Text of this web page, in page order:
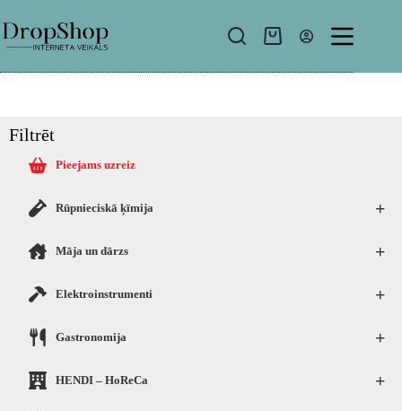
Filtrēt
Pieejams uzreiz
+
Rūpnieciskā ķīmija
+
Māja un dārzs
+
Elektroinstrumenti
+
Gastronomija
+
HENDI – HoReCa